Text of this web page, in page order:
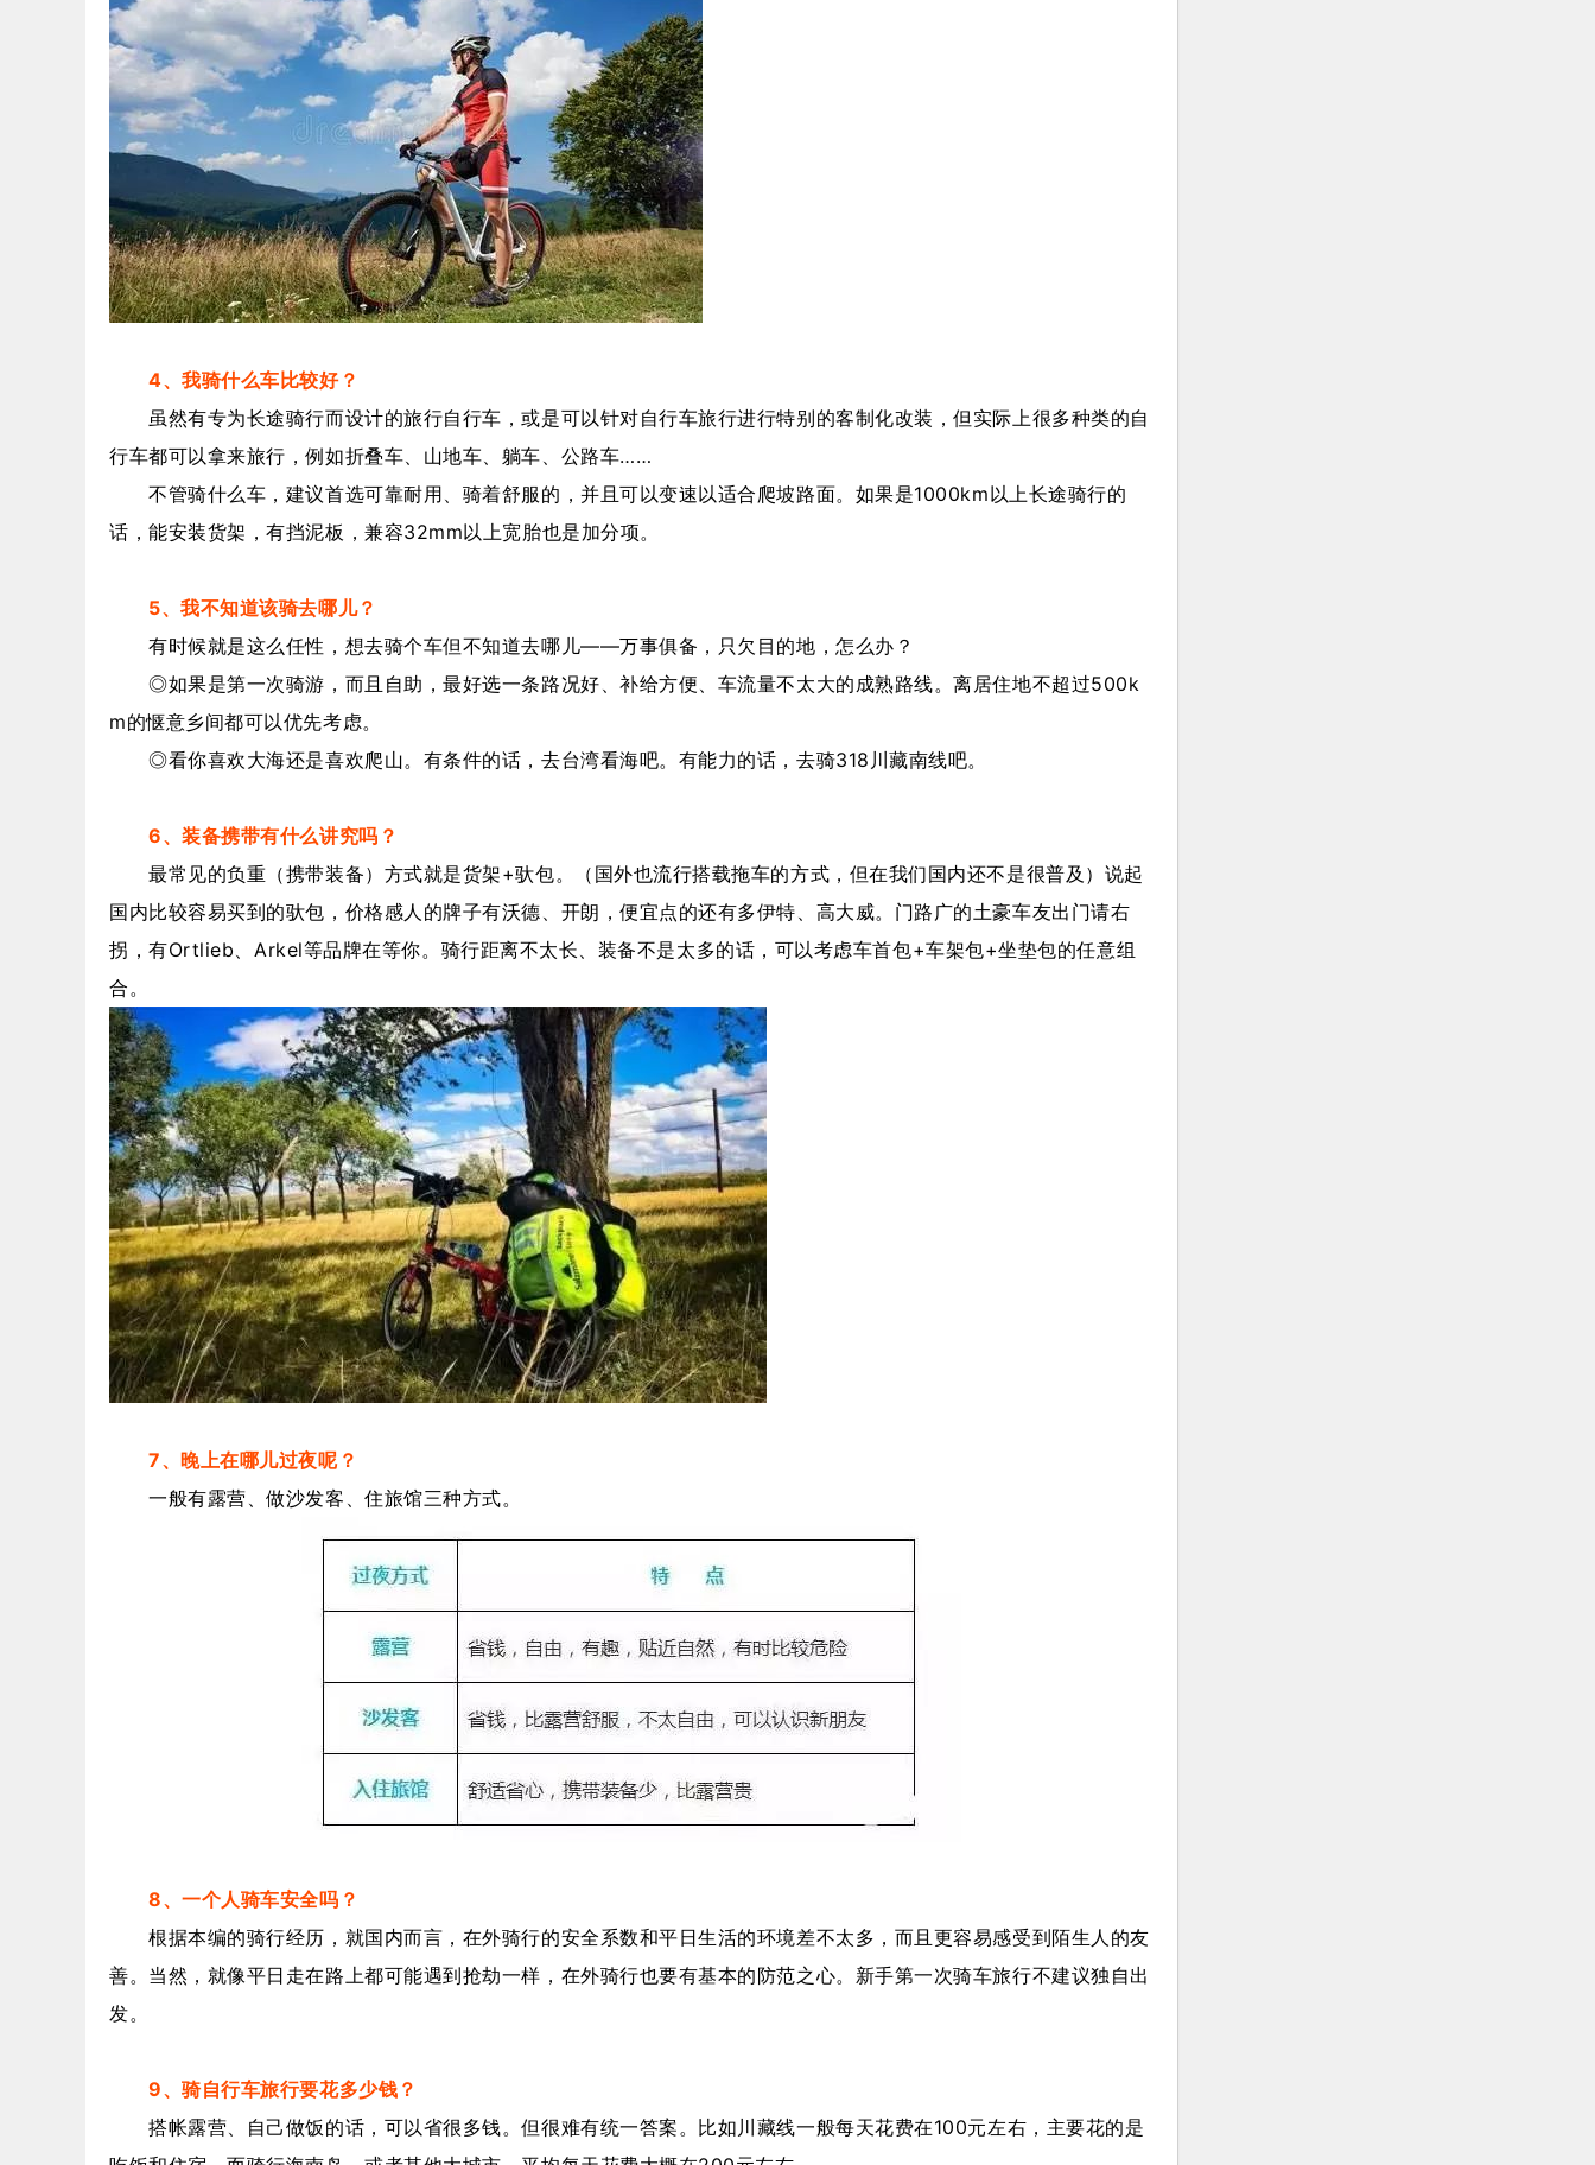
4、我骑什么车比较好？
虽然有专为长途骑行而设计的旅行自行车，或是可以针对自行车旅行进行特别的客制化改装，但实际上很多种类的自
行车都可以拿来旅行，例如折叠车、山地车、躺车、公路车……
不管骑什么车，建议首选可靠耐用、骑着舒服的，并且可以变速以适合爬坡路面。如果是1000km以上长途骑行的
话，能安装货架，有挡泥板，兼容32mm以上宽胎也是加分项。
5、我不知道该骑去哪儿？
有时候就是这么任性，想去骑个车但不知道去哪儿——万事俱备，只欠目的地，怎么办？
◎如果是第一次骑游，而且自助，最好选一条路况好、补给方便、车流量不太大的成熟路线。离居住地不超过500k
m的惬意乡间都可以优先考虑。
◎看你喜欢大海还是喜欢爬山。有条件的话，去台湾看海吧。有能力的话，去骑318川藏南线吧。
6、装备携带有什么讲究吗？
最常见的负重（携带装备）方式就是货架+驮包。（国外也流行搭载拖车的方式，但在我们国内还不是很普及）说起
国内比较容易买到的驮包，价格感人的牌子有沃德、开朗，便宜点的还有多伊特、高大威。门路广的土豪车友出门请右
拐，有Ortlieb、Arkel等品牌在等你。骑行距离不太长、装备不是太多的话，可以考虑车首包+车架包+坐垫包的任意组
合。
7、晚上在哪儿过夜呢？
一般有露营、做沙发客、住旅馆三种方式。
8、一个人骑车安全吗？
根据本编的骑行经历，就国内而言，在外骑行的安全系数和平日生活的环境差不太多，而且更容易感受到陌生人的友
善。当然，就像平日走在路上都可能遇到抢劫一样，在外骑行也要有基本的防范之心。新手第一次骑车旅行不建议独自出
发。
9、骑自行车旅行要花多少钱？
搭帐露营、自己做饭的话，可以省很多钱。但很难有统一答案。比如川藏线一般每天花费在100元左右，主要花的是